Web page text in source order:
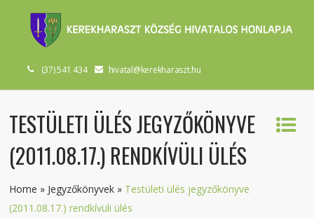
(37) 541 434 hivatal@kerekharaszt.hu
TESTÜLETI ÜLÉS JEGYZŐKÖNYVE
(2011.08.17.) RENDKÍVÜLI ÜLÉS
Home » Jegyzőkönyvek » Testületi ülés jegyzőkönyve
(2011.08.17.) rendkívüli ülés